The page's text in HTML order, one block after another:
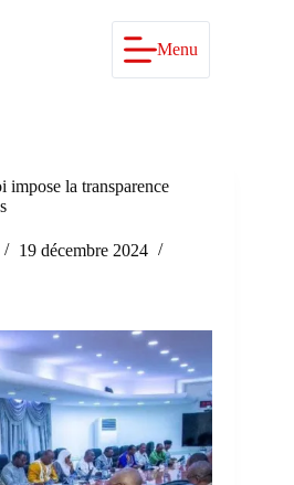
Menu
la transparence
19 décembre 2024